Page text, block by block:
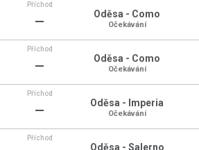
Příchod
—
Oděsa - Como
Očekávání
Příchod
—
Oděsa - Como
Očekávání
Příchod
—
Oděsa - Imperia
Očekávání
Příchod
Oděsa - Salerno